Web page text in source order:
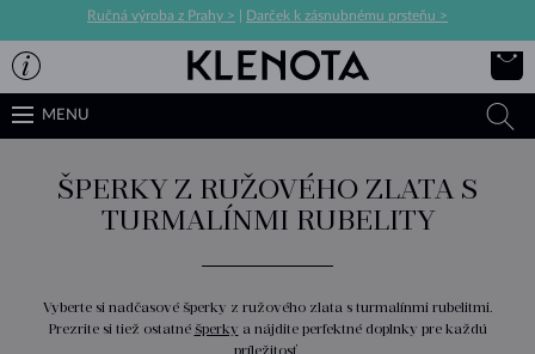
Ručná výroba z Prahy > Darček k zásnubnému prsteňu >
MENU
ŠPERKY Z RUŽOVÉHO ZLATA S
TURMALÍNMI RUBELITY
Vyberte si nadčasové šperky z ružového zlata s turmalínmi rubelitmi.
Prezrite si tiež ostatné šperky a nájdite perfektné doplnky pre každú
príležitosť.